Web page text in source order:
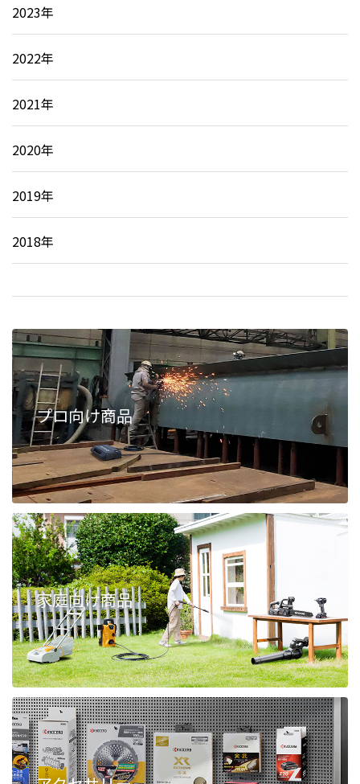
2023年
2022年
2021年
2020年
2019年
2018年
プロ向け商品
家庭向け商品